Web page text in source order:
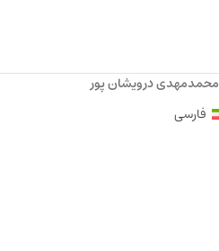
محمدمهدی درویشان پور
فارسی